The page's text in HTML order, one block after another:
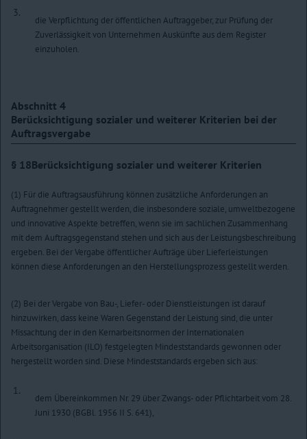
3.
die Verpflichtung der öffentlichen Auftraggeber, zur Prüfung der
Zuverlässigkeit von Unternehmen Auskünfte aus dem Register
einzuholen.
Abschnitt 4
Berücksichtigung sozialer und weiterer Kriterien bei der
Auftragsvergabe
§ 18Berücksichtigung sozialer und weiterer Kriterien
(1) Für die Auftragsausführung können zusätzliche Anforderungen an
Auftragnehmer gestellt werden, die insbesondere soziale, umweltbezogene
und innovative Aspekte betreffen, wenn sie im sachlichen Zusammenhang
mit dem Auftragsgegenstand stehen und sich aus der Leistungsbeschreibung
ergeben. Bei der Vergabe öffentlicher Aufträge über Lieferleistungen
können diese Anforderungen an den Herstellungsprozess gestellt werden.
(2) Bei der Vergabe von Bau-, Liefer- oder Dienstleistungen ist darauf
hinzuwirken, dass keine Waren Gegenstand der Leistung sind, die unter
Missachtung der in den Kernarbeitsnormen der Internationalen
Arbeitsorganisation (ILO) festgelegten Mindeststandards gewonnen oder
hergestellt worden sind. Diese Mindeststandards ergeben sich aus:
1.
dem Übereinkommen Nr. 29 über Zwangs- oder Pflichtarbeit vom 28.
Juni 1930 (BGBl. 1956 II S. 641),